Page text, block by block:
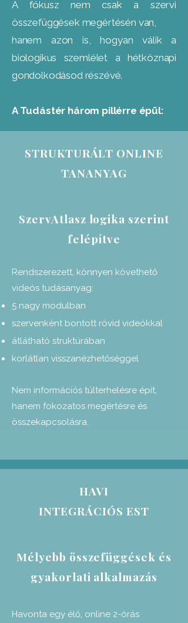
A fókusz nem csak a szervi
összefüggések megértésén van,
hanem azon is, hogyan válik a
biologikus szemlélet a hétköznapi
gondolkodásod részévé.
A Tudástér három pillérre épül:
STRUKTURÁLT ONLINE
TANANYAG
SzervAtlasz logika szerint
felépítve
Rendszerezett, könnyen követhető
videós tudásanyag:
5 nagy modulban
szervenként bontott rövid videókkal
átlátható struktúrában
korlátlan visszanézhetőséggel
Nem információs túlterhelésre épít,
hanem fokozatos megértésre és
összekapcsolásra.
HAVI
INTEGRÁCIÓS EST
Mélyebb összefüggések és
gyakorlati alkalmazás
Havonta egy élő, online 2-órás